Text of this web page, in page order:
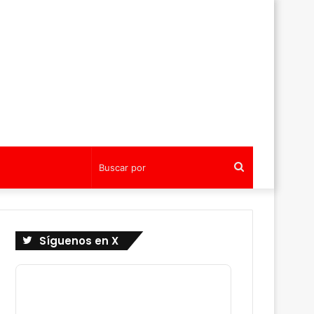
por
Síguenos en X